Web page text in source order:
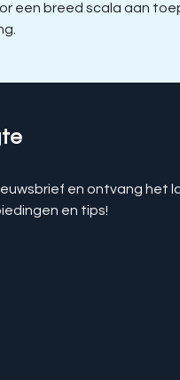
een breed scala aan
en ontvang het
en tips!